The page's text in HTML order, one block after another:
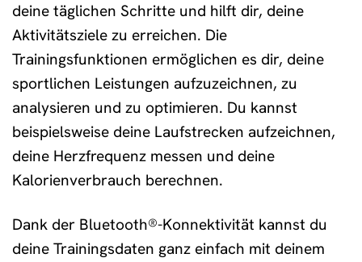
deine täglichen Schritte und hilft dir, deine
Aktivitätsziele zu erreichen. Die
Trainingsfunktionen ermöglichen es dir, deine
sportlichen Leistungen aufzuzeichnen, zu
analysieren und zu optimieren. Du kannst
beispielsweise deine Laufstrecken aufzeichnen,
deine Herzfrequenz messen und deine
Kalorienverbrauch berechnen.
Dank der Bluetooth®-Konnektivität kannst du
deine Trainingsdaten ganz einfach mit deinem